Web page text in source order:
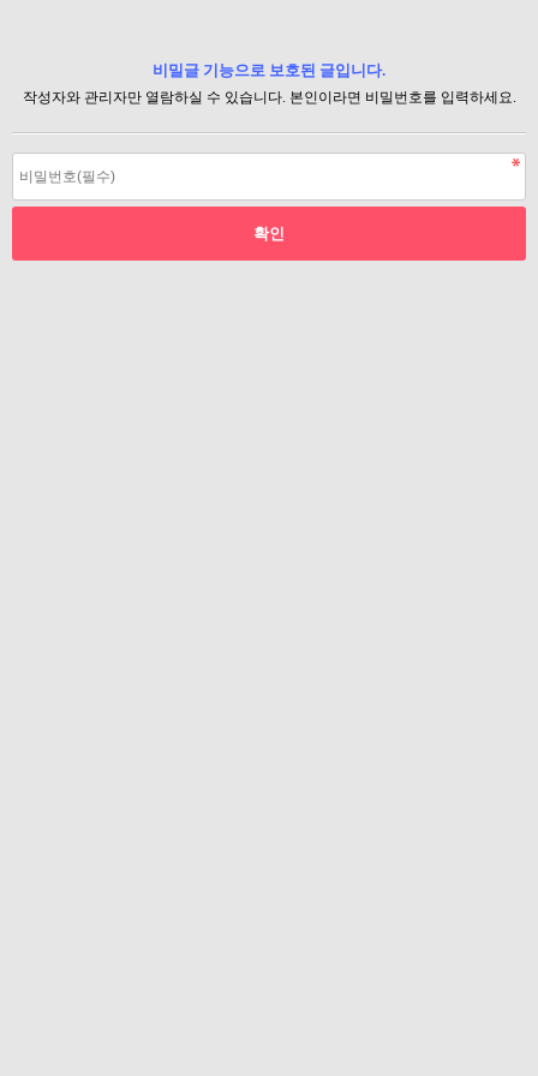
비밀글 기능으로 보호된 글입니다.
작성자와 관리자만 열람하실 수 있습니다. 본인이라면 비밀번호를 입력하세요.